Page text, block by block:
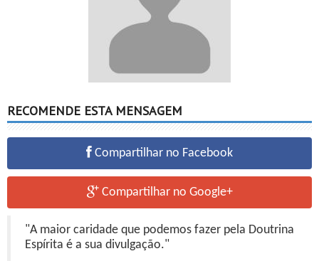
RECOMENDE ESTA MENSAGEM
Compartilhar no Facebook
Compartilhar no Google+
"A maior caridade que podemos fazer pela Doutrina
Espírita é a sua divulgação."